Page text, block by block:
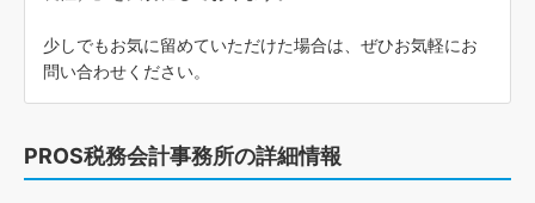
少しでもお気に留めていただけた場合は、ぜひお気軽にお
問い合わせください。
PROS税務会計事務所の詳細情報